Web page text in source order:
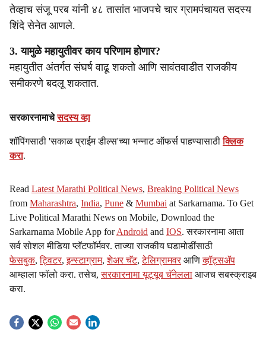
तेव्हाच संजू परब यांनी ४८ तासांत भाजपचे चार ग्रामपंचायत सदस्य
शिंदे सेनेत आणले.
3. यामुळे महायुतीवर काय परिणाम होणार?
महायुतीत अंतर्गत संघर्ष वाढू शकतो आणि सावंतवाडीत राजकीय
समीकरणे बदलू शकतात.
सरकारनामाचेसदस्य व्हा
शॉपिंगसाठी 'सकाळ प्राईम डील्स'च्या भन्नाट ऑफर्स पाहण्यासाठीक्लिक
करा.
Read Latest Marathi Political News, Breaking Political News
from Maharashtra, India, Pune & Mumbai at Sarkarnama. To Get
Live Political Marathi News on Mobile, Download the
Sarkarnama Mobile App forAndroid and IOS. सरकारनामा आता
सर्व सोशल मीडिया प्लॅटफॉर्मवर. ताज्या राजकीय घडामोडींसाठी
फेसबुक,ट्विटर,इन्स्टाग्राम,शेअर चॅट,टेलिग्रामवर आणिव्हॉट्सॲप
आम्हाला फॉलो करा. तसेच,सरकारनामा यूट्यूब चॅनेलला आजच सबस्क्राइब
करा.